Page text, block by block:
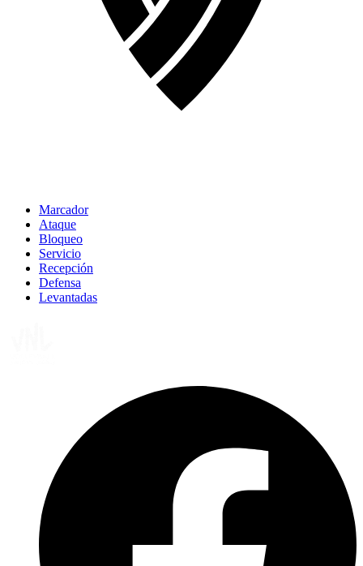
Marcador
Ataque
Bloqueo
Servicio
Recepción
Defensa
Levantadas